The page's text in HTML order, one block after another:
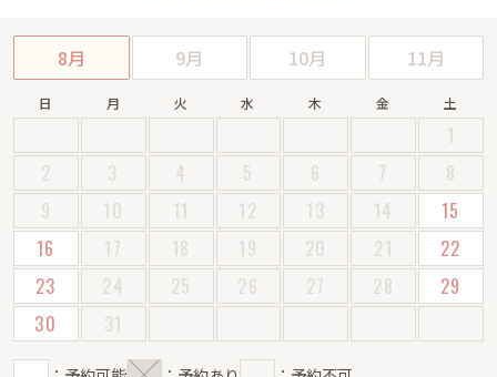
8月 9月 10月 11月
日 月 火 水 木 金 土
1
2
3 4 5 6 7
8
9
10 11 12 13 14
15
16
17 18 19 20 21
22
23
24 25 26 27 28
29
30
31